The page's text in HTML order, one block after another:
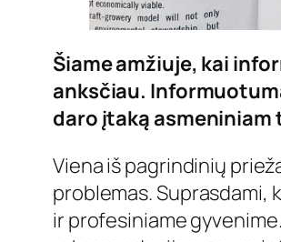
Šiame amžiuje, kai
anksčiau.
daro įtaką
Viena iš pagrindinių
problemas. Suprasdami,
ir profesiniame